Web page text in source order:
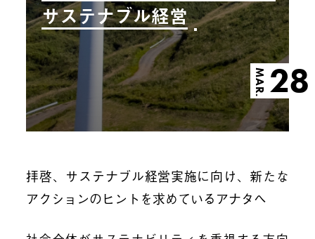
サステナブル経営
MAR. 28
拝啓、サステナブル経営実施に向け、新たな
アクションのヒントを求めているアナタへ